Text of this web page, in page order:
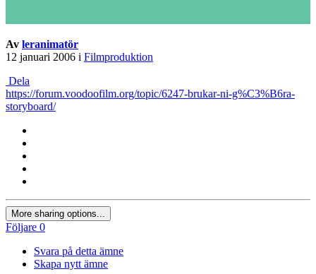
Av leranimatör
12 januari 2006 i Filmproduktion
Dela
https://forum.voodoofilm.org/topic/6247-brukar-ni-g%C3%B6ra-
storyboard/
More sharing options...
Följare 0
Svara på detta ämne
Skapa nytt ämne